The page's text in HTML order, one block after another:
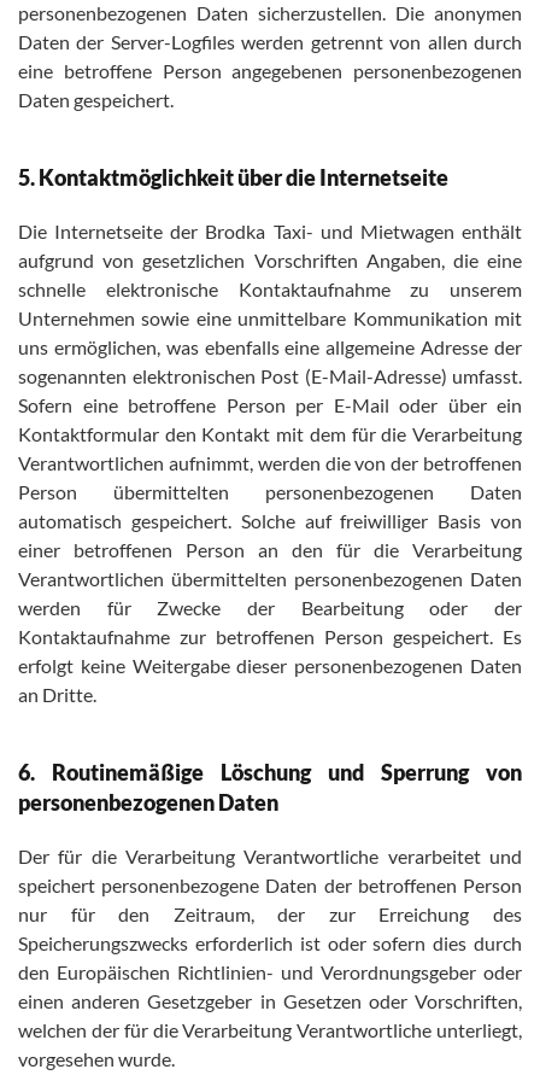
personenbezogenen Daten sicherzustellen. Die anonymen
Daten der Server-Logfiles werden getrennt von allen durch
eine betroffene Person angegebenen personenbezogenen
Daten gespeichert.
5. Kontaktmöglichkeit über die Internetseite
Die Internetseite der Brodka Taxi- und Mietwagen enthält
aufgrund von gesetzlichen Vorschriften Angaben, die eine
schnelle elektronische Kontaktaufnahme zu unserem
Unternehmen sowie eine unmittelbare Kommunikation mit
uns ermöglichen, was ebenfalls eine allgemeine Adresse der
sogenannten elektronischen Post (E-Mail-Adresse) umfasst.
Sofern eine betroffene Person per E-Mail oder über ein
Kontaktformular den Kontakt mit dem für die Verarbeitung
Verantwortlichen aufnimmt, werden die von der betroffenen
Person übermittelten personenbezogenen Daten
automatisch gespeichert. Solche auf freiwilliger Basis von
einer betroffenen Person an den für die Verarbeitung
Verantwortlichen übermittelten personenbezogenen Daten
werden für Zwecke der Bearbeitung oder der
Kontaktaufnahme zur betroffenen Person gespeichert. Es
erfolgt keine Weitergabe dieser personenbezogenen Daten
an Dritte.
6. Routinemäßige Löschung und Sperrung von
personenbezogenen Daten
Der für die Verarbeitung Verantwortliche verarbeitet und
speichert personenbezogene Daten der betroffenen Person
nur für den Zeitraum, der zur Erreichung des
Speicherungszwecks erforderlich ist oder sofern dies durch
den Europäischen Richtlinien- und Verordnungsgeber oder
einen anderen Gesetzgeber in Gesetzen oder Vorschriften,
welchen der für die Verarbeitung Verantwortliche unterliegt,
vorgesehen wurde.